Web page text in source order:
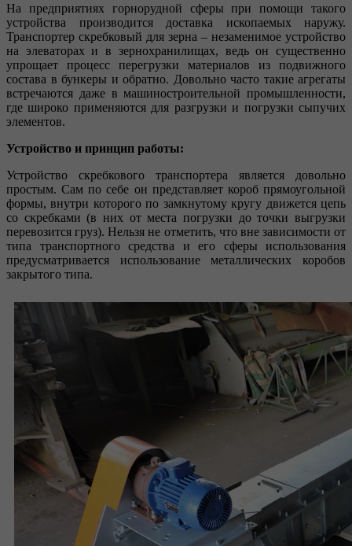
На предприятиях горнорудной сферы при помощи такого
устройства производится доставка ископаемых наружу.
Транспортер скребковый для зерна – незаменимое устройство
на элеваторах и в зернохранилищах, ведь он существенно
упрощает процесс перегрузки материалов из подвижного
состава в бункеры и обратно. Довольно часто такие агрегаты
встречаются даже в машиностроительной промышленности,
где широко применяются для разгрузки и погрузки сыпучих
элементов.
Устройство и принцип работы:
Устройство скребкового транспортера является довольно
простым. Сам по себе он представляет короб прямоугольной
формы, внутри которого по замкнутому кругу движется цепь
со скребками (в них от места погрузки до точки выгрузки
перевозится груз). Нельзя не отметить, что вне зависимости от
типа транспортного средства и его сферы использования
предусматривается использование металлических коробов
закрытого типа.